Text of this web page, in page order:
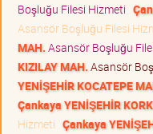
Boşluğu Filesi Hizmeti
Asansör Boşluğu Filesi
MAH. Asansör Boşluğu
KIZILAY MAH. Asansör
YENİŞEHİR KOCATEPE
Çankaya YENİŞEHİR
Hizmeti Çankaya